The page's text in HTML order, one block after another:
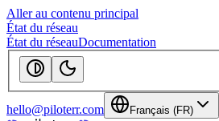
Aller au contenu principal
État du réseau
État du réseauDocumentation
hello@piloterr.com Français (FR)